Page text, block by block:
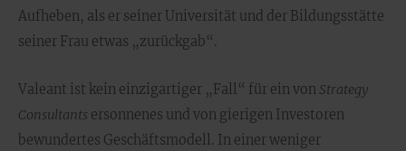
Aufheben, als er seiner Universität und der Bildungsstätte
seiner Frau etwas „zurückgab“.
Valeant ist kein einzigartiger „Fall“ für ein von Strategy
Consultants ersonnenes und von gierigen Investoren
bewundertes Geschäftsmodell. In einer weniger